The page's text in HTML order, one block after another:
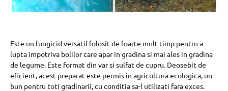
Este un fungicid versatil folosit de foarte mult timp pentru a
lupta impotriva bolilor care apar in gradina si mai ales in gradina
de legume. Este format din var si sulfat de cupru. Deosebit de
eficient, acest preparat este permis in agricultura ecologica, un
bun pentru toti gradinarii, cu conditia sa-l utilizati fara exces.